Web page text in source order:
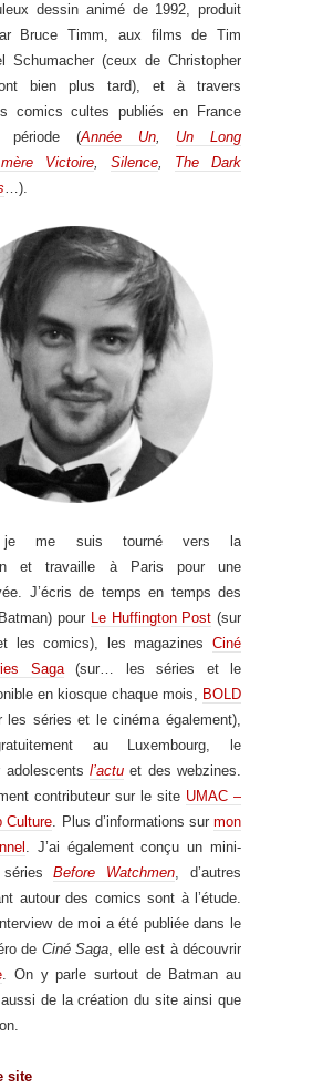
dessin animé de 1992, produit
Bruce Timm, aux films de Tim
Schumacher (ceux de Christopher
bien plus tard), et à travers
comics cultes publiés en France
période (Année Un, Un Long
Victoire, Silence, The Dark
…).
je me suis tourné vers la
et travaille à Paris pour une
J’écris de temps en temps des
pour Le Huffington Post (sur
les comics), les magazines Ciné
Saga(sur… les séries et le
en kiosque chaque mois, BOLD
les séries et le cinéma également),
au Luxembourg, le
adolescents l’actu et des webzines.
contributeur sur le site UMAC –
Culture. Plus d’informations surmon
. J’ai également conçu un mini-
sériesBefore Watchmen, d’autres
autour des comics sont à l’étude.
de moi a été publiée dans le
de Ciné Saga, elle est à découvrir
. On y parle surtout de Batman au
de la création du site ainsi que
site